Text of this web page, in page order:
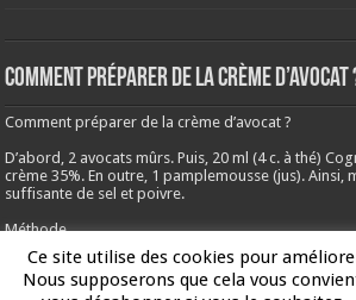
Comment préparer de la crème d’avocat
Comment préparer de la crème d’avocat ?
D’abord, 2 avocats mûrs. Puis, 20 ml (4 c. à thé)
crème 35%. En outre, 1 pamplemousse (jus). Ainsi,
suffisante de sel et poivre.
Méthode
Avant tout, battre l’avocat au mélange avec le
pamplemousse, le sel et le poivre. Passer au
Ce site utilise des cookies pour
Nous supposerons que cela vous